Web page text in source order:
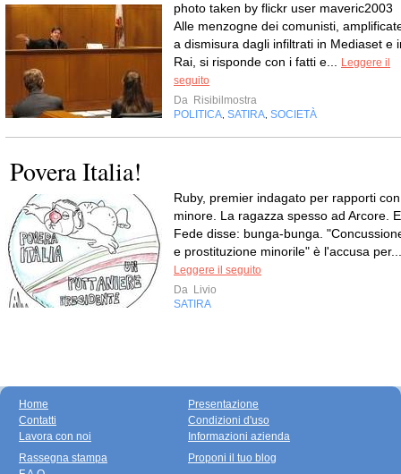
photo taken by flickr user maveric2003
Alle menzogne dei comunisti,
a dismisura dagli infiltrati in Mediaset e
Rai, si risponde con i fatti e...
Leggere il
seguito
Da Risibilmostra
POLITICA SATIRA SOCIETÀ
Povera Italia!
Ruby, premier indagato per rapporti con
minore. La ragazza spesso ad Arcore. E
Fede disse: bunga-bunga.
e prostituzione minorile" è l'accusa per...
Leggere il seguito
Da Livio
SATIRA
Home
Contatti
Lavora con noi
Presentazione
Condizioni d'uso
Informazioni azienda
Rassegna stampa
Proponi il tuo blog